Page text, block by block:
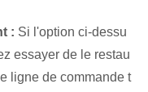
: Si l'option ci-dessu
essayer de le restau
ligne de commande t